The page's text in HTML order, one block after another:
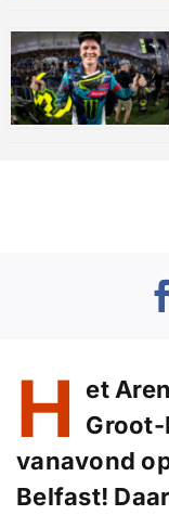
H
et
vanavond
Belfast!